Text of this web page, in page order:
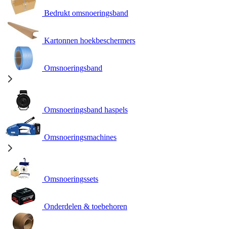
Bedrukt omsnoeringsband
Kartonnen hoekbeschermers
Omsnoeringsband
Omsnoeringsband haspels
Omsnoeringsmachines
Omsnoeringssets
Onderdelen & toebehoren